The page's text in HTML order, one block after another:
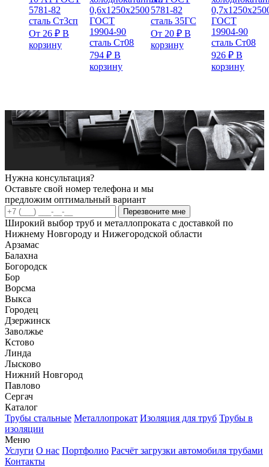
5781-82
сталь Ст3сп
От 26 ₽ В
корзину
0,6х1250х2500
ГОСТ
19904-90
сталь Ст08
794₽ В
корзину
5781-82
сталь 35ГС
От 20 ₽ В
корзину
ГОСТ
19904-90
сталь Ст08
926 ₽ В
корзину
Нужна консультация?
Оставьте свой номер телефона и мы
предложим оптимальный вариант
Перезвоните мне
Широкий выбор труб и металлопроката с доставкой по
Нижнему Новгороду и Нижегородской области
Арзамас
Балахна
Богородск
Бор
Ворсма
Выкса
Городец
Дзержинск
Заволжье
Кстово
Линда
Лысково
Нижний Новгород
Павлово
Сергач
Каталог
Трубы стальные Металлопрокат Изоляция для труб Трубы в
изоляции
Меню
Услуги О нас Портфолио Расчёт загрузки автомобиля трубами
Контакты